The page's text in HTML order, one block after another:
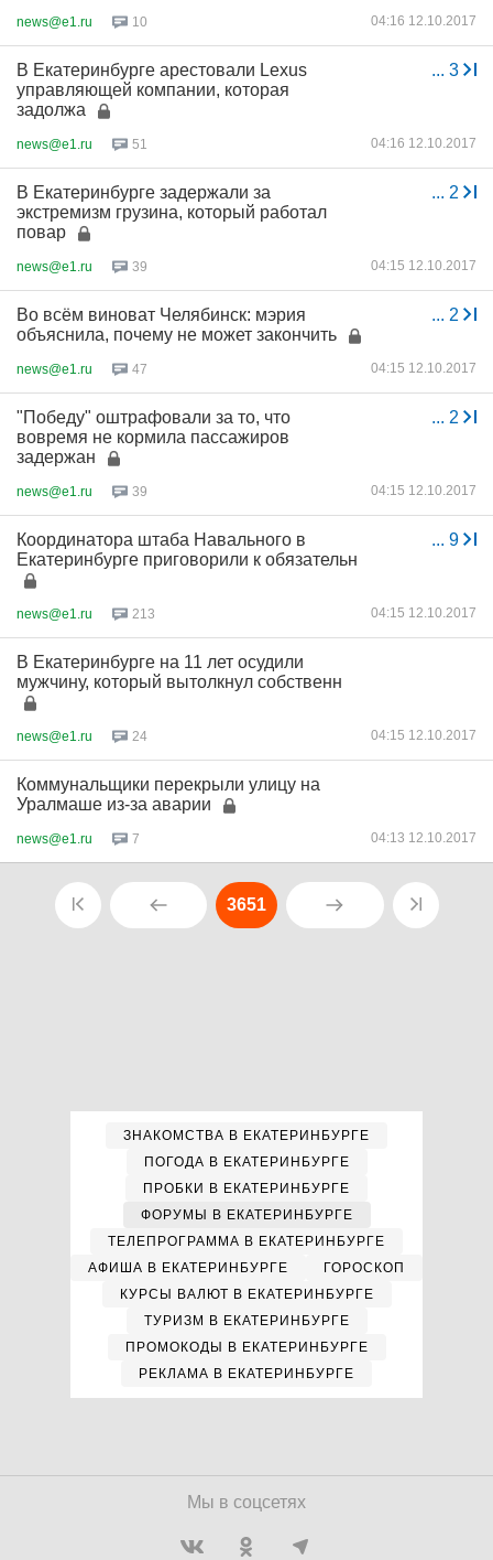
news@e1.ru 10 04:16 12.10.2017
... 3
В Екатеринбурге арестовали Lexus
управляющей компании, которая
задолжа
news@e1.ru 51 04:16 12.10.2017
... 2
В Екатеринбурге задержали за
экстремизм грузина, который работал
повар
news@e1.ru 39 04:15 12.10.2017
... 2
Во всём виноват Челябинск: мэрия
объяснила, почему не может закончить
news@e1.ru 47 04:15 12.10.2017
... 2
"Победу" оштрафовали за то, что
вовремя не кормила пассажиров
задержан
news@e1.ru 39 04:15 12.10.2017
... 9
Координатора штаба Навального в
Екатеринбурге приговорили к обязательн
news@e1.ru 213 04:15 12.10.2017
В Екатеринбурге на 11 лет осудили
мужчину, который вытолкнул собственн
news@e1.ru 24 04:15 12.10.2017
Коммунальщики перекрыли улицу на
Уралмаше из-за аварии
news@e1.ru 7 04:13 12.10.2017
3651
ЗНАКОМСТВА В ЕКАТЕРИНБУРГЕ
ПОГОДА В ЕКАТЕРИНБУРГЕ
ПРОБКИ В ЕКАТЕРИНБУРГЕ
ФОРУМЫ В ЕКАТЕРИНБУРГЕ
ТЕЛЕПРОГРАММА В ЕКАТЕРИНБУРГЕ
АФИША В ЕКАТЕРИНБУРГЕ
ГОРОСКОП
КУРСЫ ВАЛЮТ В ЕКАТЕРИНБУРГЕ
ТУРИЗМ В ЕКАТЕРИНБУРГЕ
ПРОМОКОДЫ В ЕКАТЕРИНБУРГЕ
РЕКЛАМА В ЕКАТЕРИНБУРГЕ
Мы в соцсетях